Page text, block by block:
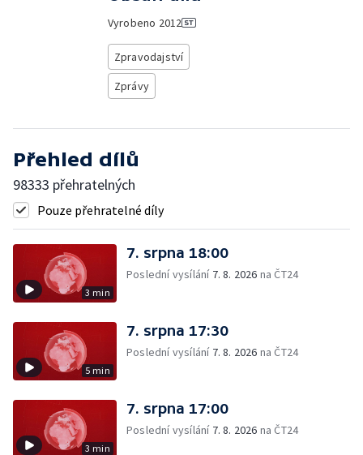
Vyrobeno 2012
Zpravodajství
Zprávy
Přehled dílů
98333 přehratelných
Pouze přehratelné díly
3 min
7. srpna 18:00
Poslední vysílání 7. 8. 2026 na ČT24
5 min
7. srpna 17:30
Poslední vysílání 7. 8. 2026 na ČT24
3 min
7. srpna 17:00
Poslední vysílání 7. 8. 2026 na ČT24